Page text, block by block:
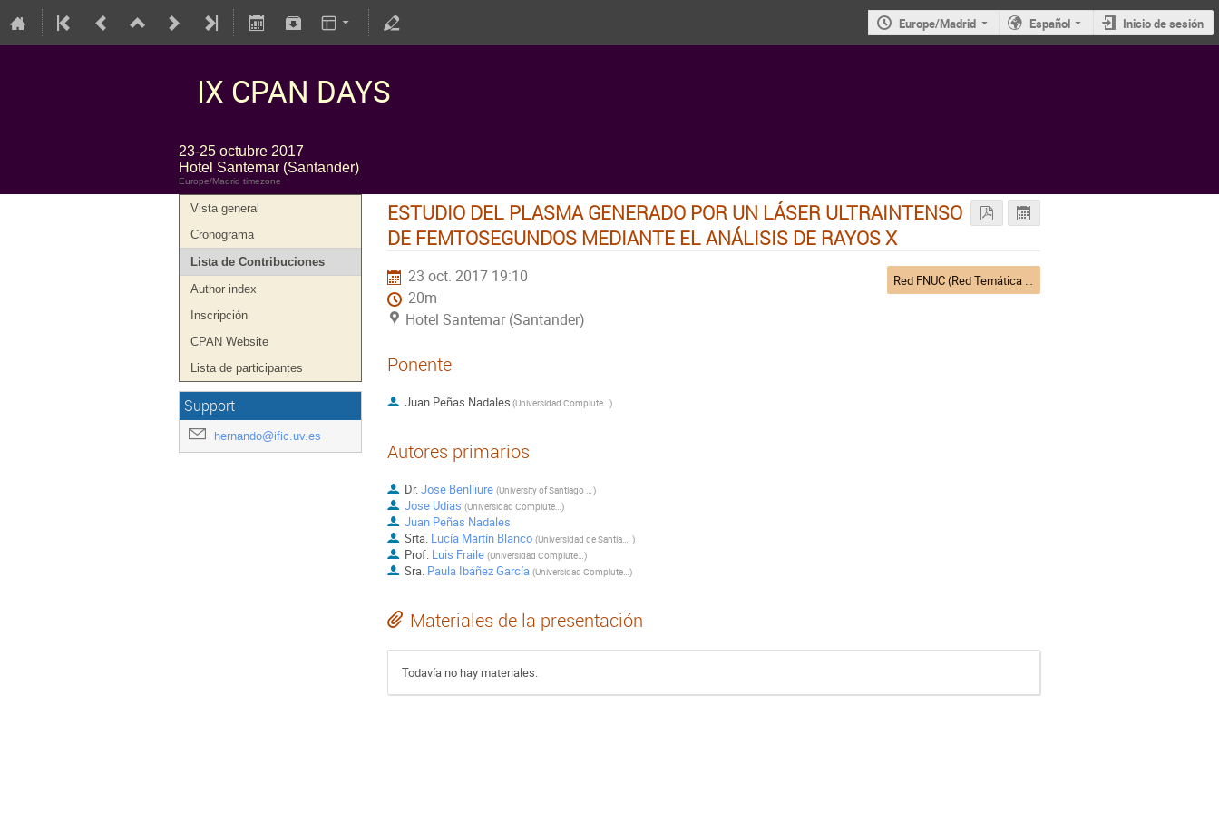
Europe/Madrid Español Inicio de sesión
IX CPAN DAYS
23-25 octubre 2017
Hotel Santemar (Santander)
Europe/Madrid timezone
Vista general
Cronograma
Lista de Contribuciones
Author index
Inscripción
CPAN Website
Lista de participantes
Support
hernando@ific.uv.es
ESTUDIO DEL PLASMA GENERADO POR UN LÁSER ULTRAINTENSO
DE FEMTOSEGUNDOS MEDIANTE EL ANÁLISIS DE RAYOS X
23 oct. 2017 19:10
20m
Hotel Santemar (Santander)
Red FNUC (Red Temática de Física Nuclear)
Ponente
Juan Peñas Nadales ( Universidad Complutense de Madrid)
Autores primarios
Dr.Jose Benlliure ( University of Santiago de Compostela)
Jose Udias ( Universidad Complutense de Madrid)
Juan Peñas Nadales
Srta. Lucía Martín Blanco ( Universidad de Santiago de Compostela )
Prof. Luis Fraile ( Universidad Complutense de Madrid)
Sra. Paula Ibáñez García ( Universidad Complutense de Madrid)
Materiales de la presentación
Todavía no hay materiales.